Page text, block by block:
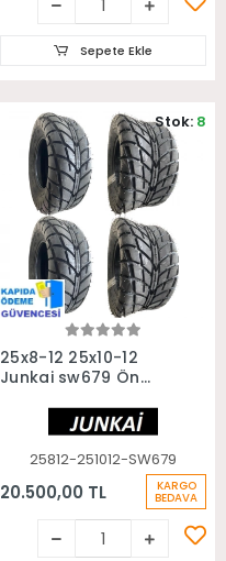
Sepete Ekle
Sepete Ekle
25x8-12 25x10-12
Junkai sw679 Ön
Yol Atv Utv Lastiği
25812-251012-SW679
20.500,00 TL KARGO
BEDAVA
Stok: 8